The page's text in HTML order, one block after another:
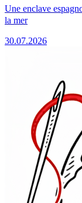
Une enclave
la mer
30.07.2026